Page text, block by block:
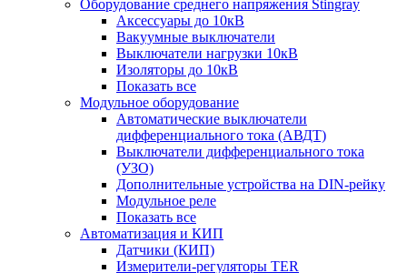
Оборудование среднего напряжения Stingray
Аксессуары до 10кВ
Вакуумные выключатели
Выключатели нагрузки 10кВ
Изоляторы до 10кВ
Показать все
Модульное оборудование
Автоматические выключатели
дифференциального тока (АВДТ)
Выключатели дифференциального тока
(УЗО)
Дополнительные устройства на DIN-рейку
Модульное реле
Показать все
Автоматизация и КИП
Датчики (КИП)
Измерители-регуляторы TER